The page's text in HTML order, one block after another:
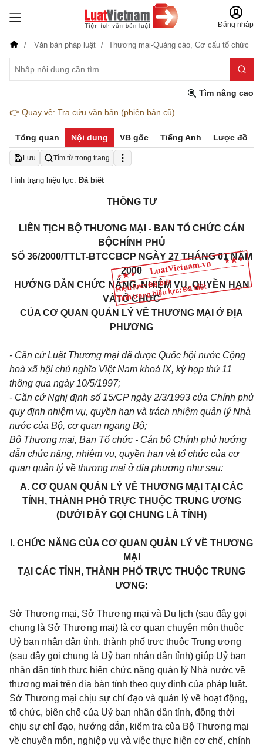
Đăng nhập
Văn bản pháp luật Thương mại-Quảng cáo, Cơ cấu tổ chức
Tìm nâng cao
👉 Quay về: Tra cứu văn bản (phiên bản cũ)
Tổng quan Nội dung VB gốc Tiếng Anh Lược đồ
Lưu Tìm từ trong trang
Tình trạng hiệu lực: Đã biết
Hiệu lực: Đã biết
Tình trạng hiệu lực: Đã biết
THÔNG TƯ
LIÊN TỊCH BỘ THƯƠNG MẠI - BAN TỔ CHỨC CÁN
BỘCHÍNH PHỦ
SỐ 36/2000/TTLT-BTCCBCP NGÀY 27 THÁNG 01 NĂM
2000
HƯỚNG DẪN CHỨC NĂNG, NHIỆM VỤ, QUYỀN HẠN
VÀTỔ CHỨC
CỦA CƠ QUAN QUẢN LÝ VỀ THƯƠNG MẠI Ở ĐỊA
PHƯƠNG
- Căn cứ Luật Thương mại đã được Quốc hội nước Cộng
hoà xã hội chủ nghĩa Việt Nam khoá IX, kỳ họp thứ 11
thông qua ngày 10/5/1997;
- Căn cứ Nghị định số 15/CP ngày 2/3/1993 của Chính phủ
quy định nhiệm vụ, quyền hạn và trách nhiệm quản lý Nhà
nước của Bộ, cơ quan ngang Bộ;
Bộ Thương mại, Ban Tổ chức - Cán bộ Chính phủ hướng
dẫn chức năng, nhiệm vụ, quyền hạn và tổ chức của cơ
quan quản lý về thương mại ở địa phương như sau:
A. CƠ QUAN QUẢN LÝ VỀ THƯƠNG MẠI TẠI CÁC
TỈNH, THÀNH PHỐ TRỰC THUỘC TRUNG ƯƠNG
(DƯỚI ĐÂY GỌI CHUNG LÀ TỈNH)
I. CHỨC NĂNG CỦA CƠ QUAN QUẢN LÝ VỀ THƯƠNG
MẠI
TẠI CÁC TỈNH, THÀNH PHỐ TRỰC THUỘC TRUNG
ƯƠNG:
Sở Thương mại, Sở Thương mại và Du lịch (sau đây gọi
chung là Sở Thương mại) là cơ quan chuyên môn thuộc
Uỷ ban nhân dân tỉnh, thành phố trực thuộc Trung ương
(sau đây gọi chung là Uỷ ban nhân dân tỉnh) giúp Uỷ ban
nhân dân tỉnh thực hiện chức năng quản lý Nhà nước về
thương mại trên địa bàn tỉnh theo quy định của pháp luật.
Sở Thương mại chịu sự chỉ đạo và quản lý về hoạt động,
tổ chức, biên chế của Uỷ ban nhân dân tỉnh, đồng thời
chịu sự chỉ đạo, hướng dẫn, kiểm tra của Bộ Thương mại
về chuyên môn, nghiệp vụ và việc thực hiện cơ chế, chính